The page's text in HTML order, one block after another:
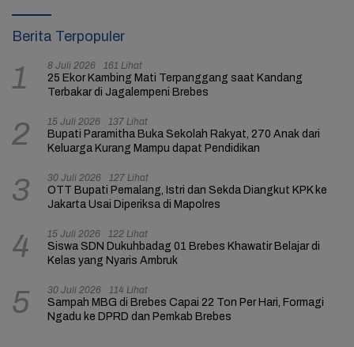
Berita Terpopuler
1 8 Juli 2026 161 Lihat
25 Ekor Kambing Mati Terpanggang saat Kandang
Terbakar di Jagalempeni Brebes
2 15 Juli 2026 137 Lihat
Bupati Paramitha Buka Sekolah Rakyat, 270 Anak dari
Keluarga Kurang Mampu dapat Pendidikan
3 30 Juli 2026 127 Lihat
OTT Bupati Pemalang, Istri dan Sekda Diangkut KPK ke
Jakarta Usai Diperiksa di Mapolres
4 15 Juli 2026 122 Lihat
Siswa SDN Dukuhbadag 01 Brebes Khawatir Belajar di
Kelas yang Nyaris Ambruk
5 30 Juli 2026 114 Lihat
Sampah MBG di Brebes Capai 22 Ton Per Hari, Formagi
Ngadu ke DPRD dan Pemkab Brebes